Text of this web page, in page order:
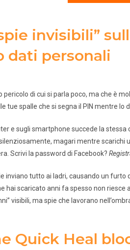
invisibili”
dati personali
pericolo di cui si parla poco, ma che è
tue spalle che si segna il PIN mentre lo
e sugli smartphone succede la
magari mentre scarichi
Scrivi la password di Facebook?
inviano tutto ai ladri, causando un furto
hai scaricato anni fa spesso non riesce
visibili, ma spie che lavorano
Quick Heal